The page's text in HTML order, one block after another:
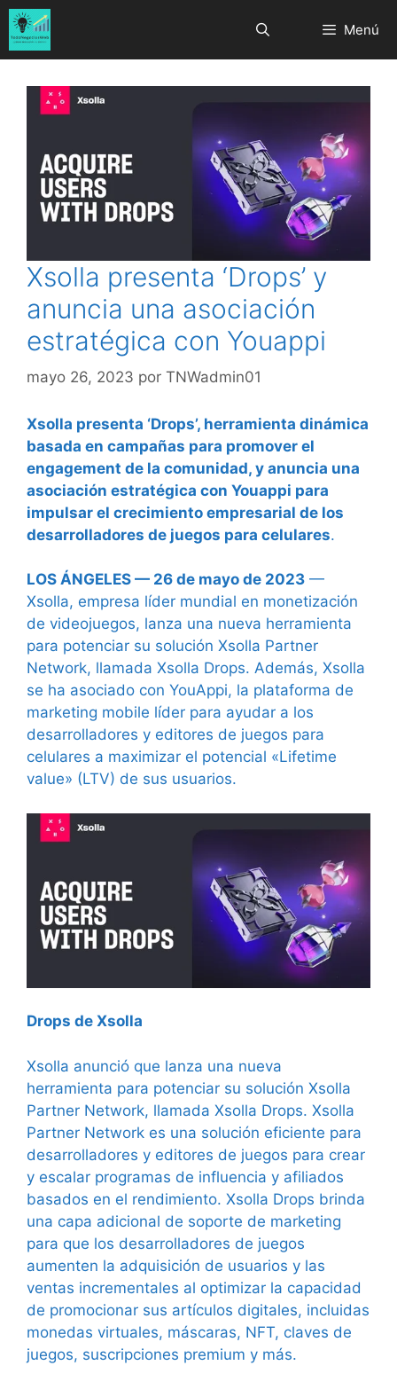
Saltar
al
contenido
Menú
Xsolla presenta ‘Drops’ y
anuncia una asociación
estratégica con Youappi
mayo 26, 2023 por TNWadmin01
Xsolla presenta ‘Drops’, herramienta dinámica
basada en campañas para promover el
engagement de la comunidad, y anuncia una
asociación estratégica con Youappi para
impulsar el crecimiento empresarial de los
desarrolladores de juegos para celulares.
LOS ÁNGELES — 26 de mayo de 2023 —
Xsolla, empresa líder mundial en monetización
de videojuegos, lanza una nueva herramienta
para potenciar su solución Xsolla Partner
Network, llamada Xsolla Drops. Además, Xsolla
se ha asociado con YouAppi, la plataforma de
marketing mobile líder para ayudar a los
desarrolladores y editores de juegos para
celulares a maximizar el potencial «Lifetime
value» (LTV) de sus usuarios.
Drops de Xsolla
Xsolla anunció que lanza una nueva
herramienta para potenciar su solución Xsolla
Partner Network, llamada Xsolla Drops. Xsolla
Partner Network es una solución eficiente para
desarrolladores y editores de juegos para crear
y escalar programas de influencia y afiliados
basados en el rendimiento. Xsolla Drops brinda
una capa adicional de soporte de marketing
para que los desarrolladores de juegos
aumenten la adquisición de usuarios y las
ventas incrementales al optimizar la capacidad
de promocionar sus artículos digitales, incluidas
monedas virtuales, máscaras, NFT, claves de
juegos, suscripciones premium y más.